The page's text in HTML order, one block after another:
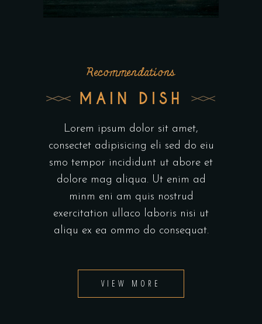
Recommendations
MAIN DISH
Lorem ipsum dolor sit amet,
consectet adipisicing eli sed do eiu
smo tempor incididunt ut abore et
dolore mag aliqua. Ut enim ad
minm eni am quis nostrud
exercitation ullaco laboris nisi ut
aliqu ex ea ommo do consequat.
VIEW MORE